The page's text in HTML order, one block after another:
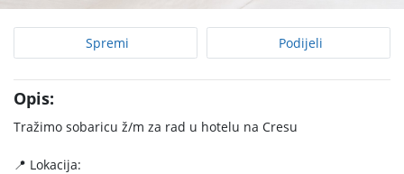
Spremi Podijeli
Opis:
Tražimo sobaricu ž/m za rad u hotelu na Cresu
📍 Lokacija: